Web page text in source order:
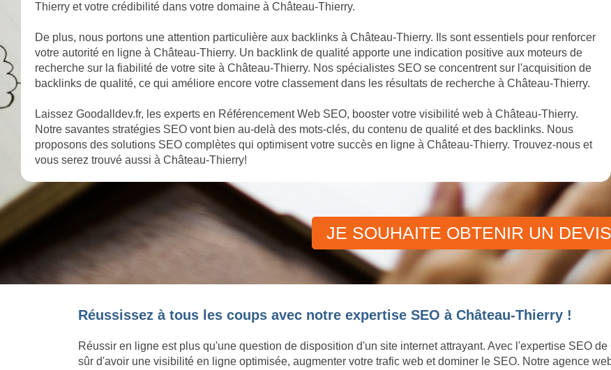
Thierry et votre crédibilité dans votre domaine à Château-Thierry.
De plus, nous portons une attention particulière aux backlinks à Château-Thierry. Ils sont essentiels pour renforcer
votre autorité en ligne à Château-Thierry. Un backlink de qualité apporte une indication positive aux moteurs de
recherche sur la fiabilité de votre site à Château-Thierry. Nos spécialistes SEO se concentrent sur l'acquisition de
backlinks de qualité, ce qui améliore encore votre classement dans les résultats de recherche à Château-Thierry.
Laissez Goodalldev.fr, les experts en Référencement Web SEO, booster votre visibilité web à Château-Thierry.
Notre savantes stratégies SEO vont bien au-delà des mots-clés, du contenu de qualité et des backlinks. Nous
proposons des solutions SEO complètes qui optimisent votre succès en ligne à Château-Thierry. Trouvez-nous et
vous serez trouvé aussi à Château-Thierry!
JE SOUHAITE OBTENIR UN DEVIS
Réussissez à tous les coups avec notre expertise SEO à Château-Thierry !
Réussir en ligne est plus qu'une question de disposition d'un site internet attrayant. Avec l'expertise SEO
sûr d'avoir une visibilité en ligne optimisée, augmenter votre trafic web et dominer le SEO. Notre agence